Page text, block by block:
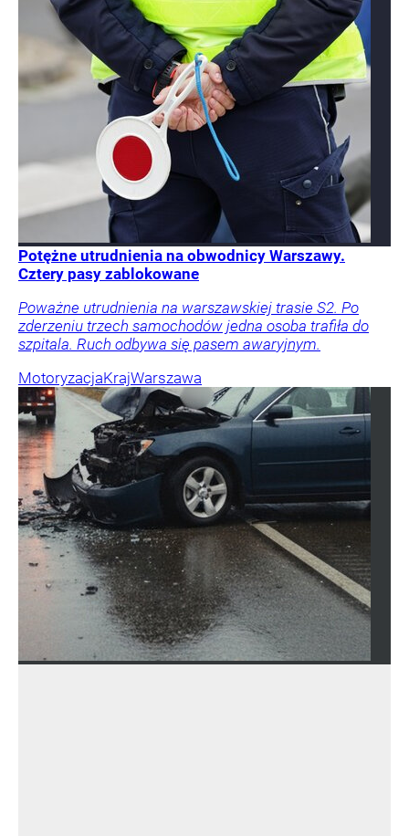
Potężne utrudnienia na obwodnicy Warszawy.
Cztery pasy zablokowane
Poważne utrudnienia na warszawskiej trasie S2. Po
zderzeniu trzech samochodów jedna osoba trafiła do
szpitala. Ruch odbywa się pasem awaryjnym.
MotoryzacjaKrajWarszawa